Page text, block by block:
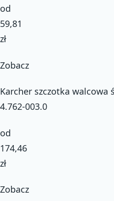
od
59,81
zł
Zobacz
Karcher szczotka walcowa
4.762-003.0
od
174,46
zł
Zobacz